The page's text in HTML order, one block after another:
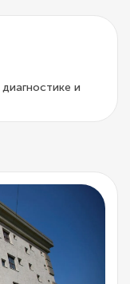
и